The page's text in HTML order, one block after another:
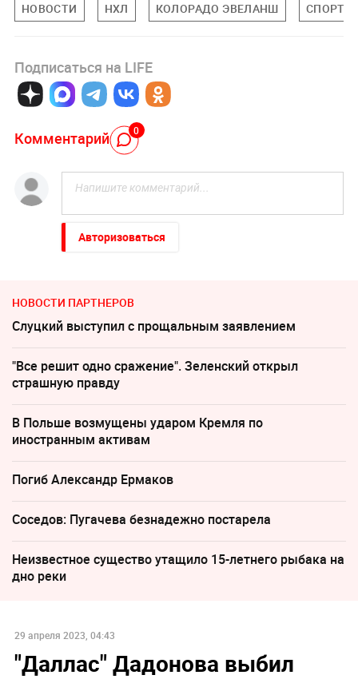
НОВОСТИ НХЛ КОЛОРАДО ЭВЕЛАНШ СПОРТ
Подписаться на LIFE
Комментарий 0
Авторизоваться
НОВОСТИ ПАРТНЕРОВ
Слуцкий выступил с прощальным заявлением
"Все решит одно сражение". Зеленский открыл
страшную правду
В Польше возмущены ударом Кремля по
иностранным активам
Погиб Александр Ермаков
Соседов: Пугачева безнадежно постарела
Неизвестное существо утащило 15-летнего рыбака на
дно реки
29 апреля 2023, 04:43
"Даллас" Дадонова выбил